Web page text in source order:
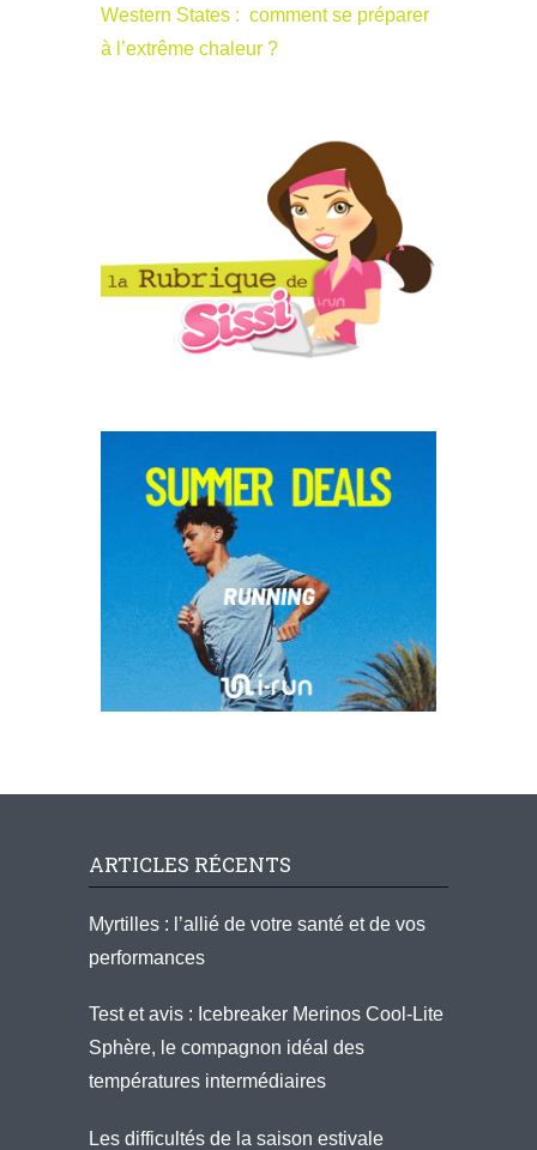
Western States : comment se préparer
à l’extrême chaleur ?
ARTICLES RÉCENTS
Myrtilles : l’allié de votre santé et de vos
performances
Test et avis : Icebreaker Merinos Cool-Lite
Sphère, le compagnon idéal des
températures intermédiaires
Les difficultés de la saison estivale